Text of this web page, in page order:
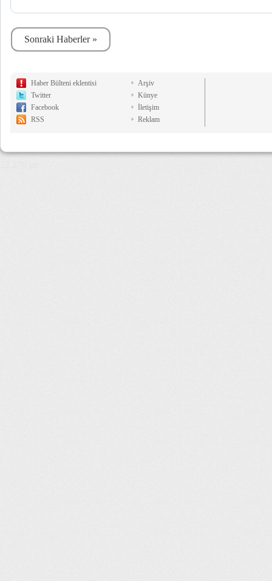
Sonraki Haberler »
Haber Bülteni eklentisi
Twitter
Facebook
RSS
Arşiv
Künye
İletişim
Reklam